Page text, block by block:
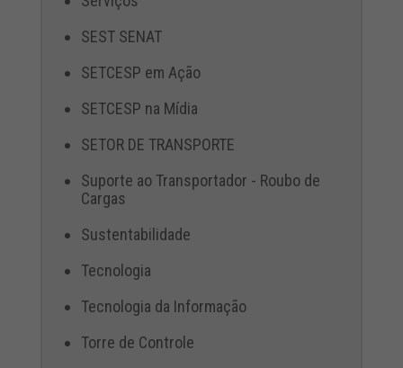
SEST SENAT
SETCESP em Ação
SETCESP na Mídia
SETOR DE TRANSPORTE
Suporte ao Transportador - Roubo de
Cargas
Sustentabilidade
Tecnologia
Tecnologia da Informação
Torre de Controle